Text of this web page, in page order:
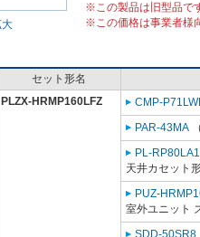
※この製品は旧型品で
※この価格は事業者様
セット形名
PLZX-HRMP160LFZ
CMP-
PAR-43MA
PL-
天井カセット
PUZ-
室外ユニット
SDD-50SR8